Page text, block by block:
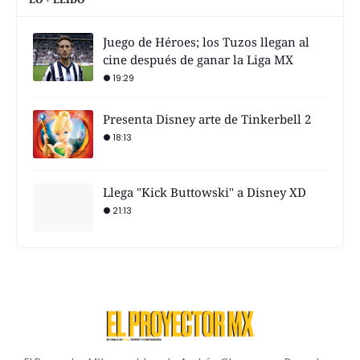
Juego de Héroes; los Tuzos llegan al
cine después de ganar la Liga MX
19:29
Presenta Disney arte de Tinkerbell 2
18:13
Llega "Kick Buttowski" a Disney XD
21:13